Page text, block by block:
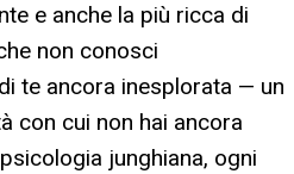
e anche la più ricca di
non conosci
te ancora inesplorata — un
con cui non hai ancora
junghiana, ogni